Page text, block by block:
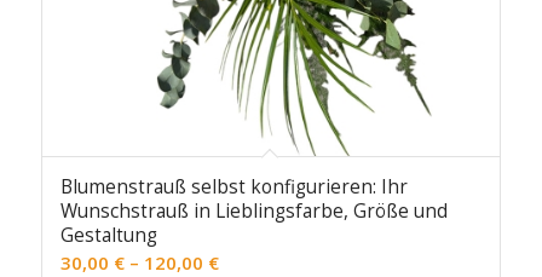
Blumenstrauß selbst konfigurieren: Ihr
Wunschstrauß in Lieblingsfarbe, Größe und
Gestaltung
30,00 €– 120,00 €